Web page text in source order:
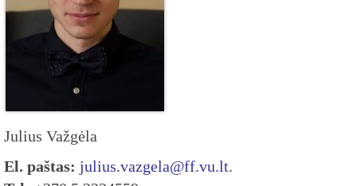
Julius Važgėla
El. paštas: julius.vazgela@ff.vu.lt.